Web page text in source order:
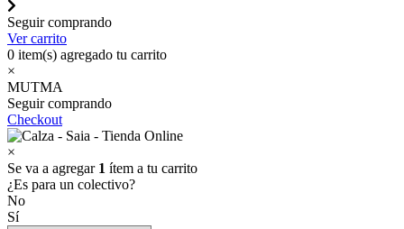
Seguir comprando
Ver carrito
0 item(s) agregado tu carrito
×
MUTMA
Seguir comprando
Checkout
×
Se va a agregar 1 ítem a tu carrito
¿Es para un colectivo?
No
Sí